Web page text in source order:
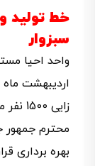
خط تولید
سبزوار
واحد احیا
محترم جمهور
بهره برداری